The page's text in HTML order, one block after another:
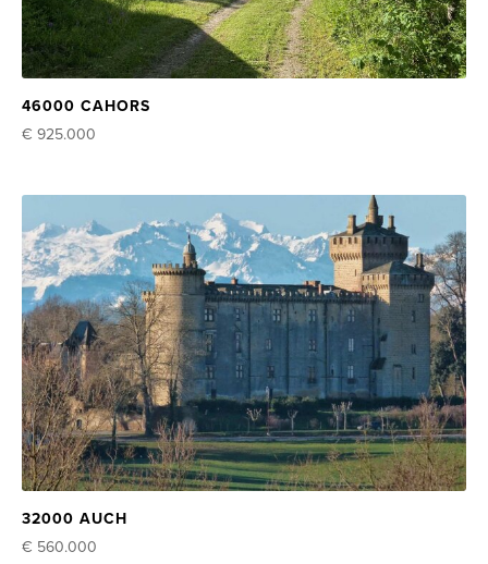
46000 CAHORS
€ 925.000
32000 AUCH
€ 560.000